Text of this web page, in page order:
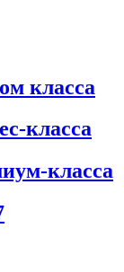
класса
класса
класса